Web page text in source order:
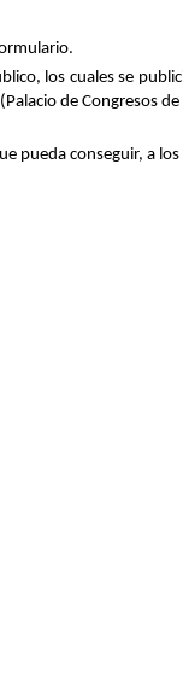
los cuales se
de
conseguir, a